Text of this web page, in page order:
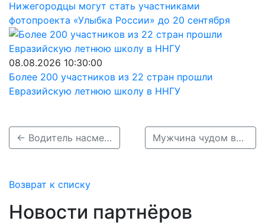
Нижегородцы могут стать участниками
фотопроекта «Улыбка России» до 20 сентября
08.08.2026 10:30:00
Более 200 участников из 22 стран прошли
Евразийскую летнюю школу в ННГУ
← Водитель насмерть сбил женщину под Нижним Новгородом Мужчина чудом выжил после ДТП в Городецком районе →
Возврат к списку
Новости партнёров